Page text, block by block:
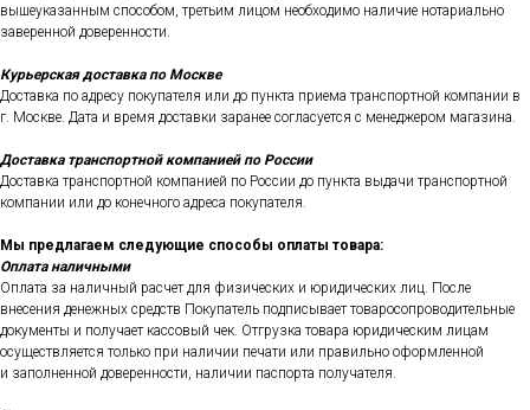
вышеуказанным способом, третьим лицом необходимо наличие нотариально
заверенной доверенности.
Курьерская доставка по Москве
Доставка по адресу покупателя или до пункта приема транспортной компании в
г. Москве. Дата и время доставки заранее согласуется с менеджером магазина.
Доставка транспортной компанией по России
Доставка транспортной компанией по России до пункта выдачи транспортной
компании или до конечного адреса покупателя.
Мы предлагаем следующие способы оплаты товара:
Оплата наличными
Оплата за наличный расчет для физических и юридических лиц. После
внесения денежных средств Покупатель подписывает товаросопроводительные
документы и получает кассовый чек. Отгрузка товара юридическим лицам
осуществляется только при наличии печати или правильно оформленной
и заполненной доверенности, наличии паспорта получателя.